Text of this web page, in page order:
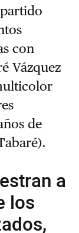
con
Vázquez
de
a
los